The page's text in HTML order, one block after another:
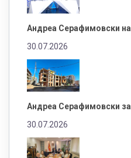
Андреа Серафимовски
30.07.2026
Андреа Серафимовски
30.07.2026